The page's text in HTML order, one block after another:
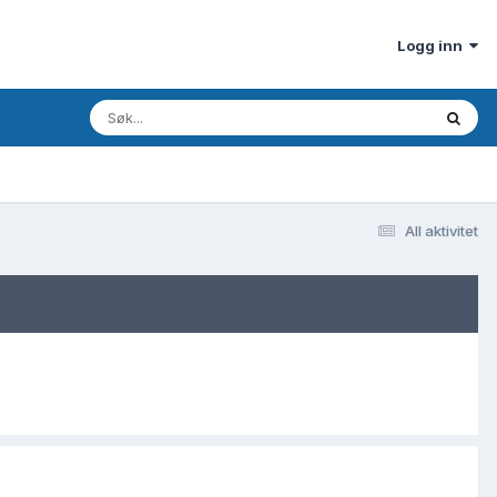
Logg inn
All aktivitet